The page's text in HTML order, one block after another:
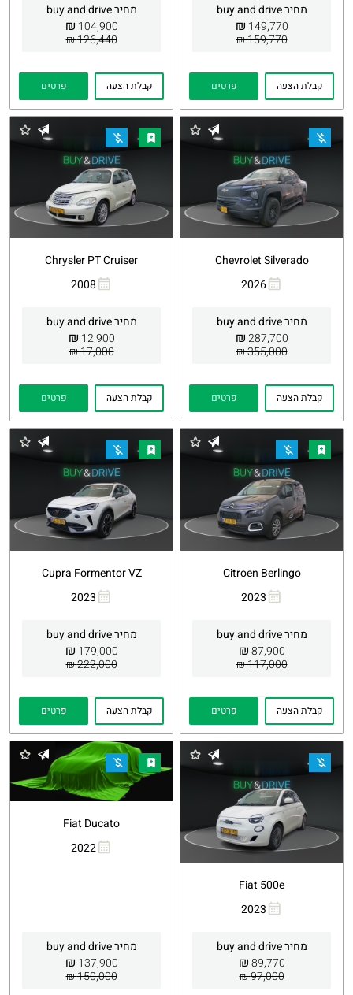
מחיר buy and drive
149,770
₪
159,770 ₪
קבלת הצעה פרטים
מחיר buy and drive
104,900
₪
126,440 ₪
קבלת הצעה פרטים
Chevrolet Silverado
2026
מחיר buy and drive
287,700
₪
355,000 ₪
Whatsapp
קבלת הצעה פרטים
Chrysler PT Cruiser
2008
מחיר buy and drive
12,900
₪
17,000 ₪
Whatsapp
קבלת הצעה פרטים
Citroen Berlingo
2023
מחיר buy and drive
87,900
₪
117,000 ₪
Whatsapp
קבלת הצעה פרטים
Cupra Formentor VZ
2023
מחיר buy and drive
179,000
₪
222,000 ₪
Whatsapp
קבלת הצעה פרטים
Fiat 500e
2023
מחיר buy and drive
89,770
₪
97,000 ₪
Whatsapp
Fiat Ducato
2022
מחיר buy and drive
137,900
₪
150,000 ₪
Whatsapp